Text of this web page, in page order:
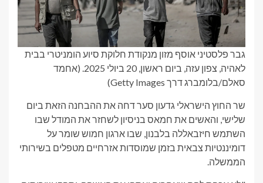
גבר פלסטיני אוסף מזון מנקודת חלוקת סיוע הומניטרי בבית
לאהיה, צפון עזה, ביום ראשון, 20 ביולי 2025.
(אחמד
סאלם/בלומברג דרך Getty Images)
שר החוץ הישראלי גדעון סער דחה את ההבחנה הזאת ביום
שלישי, והאשים את חמאס בניסיון לשחזר את המודל שבו
השתמש חיזבאללה בלבנון, שבו ארגון חמוש שומר על
דומיננטיות צבאית בזמן שמוסדות אזרחיים מטפלים בשירותי
הממשלה.